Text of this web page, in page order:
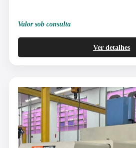
Valor sob consulta
Ver detalhes